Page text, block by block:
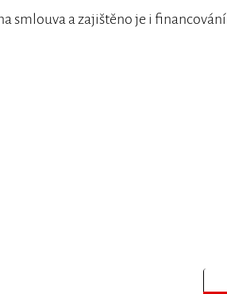
smlouva a zajištěno je i financování